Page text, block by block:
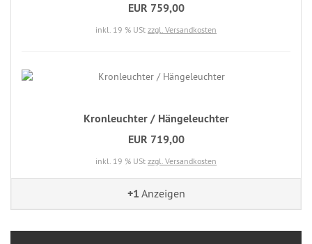
EUR 759,00
inkl. 19 % USt zzgl. Versandkosten
Kronleuchter / Hängeleuchter
EUR 719,00
inkl. 19 % USt zzgl. Versandkosten
+1 Anzeigen